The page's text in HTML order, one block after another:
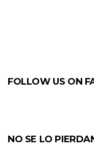
FOLLOW US ON
NO SE LO